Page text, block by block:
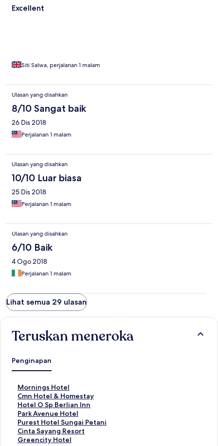
Excellent
Siti Salwa, perjalanan 1 malam
Ulasan yang disahkan
8/10 Sangat baik
26 Dis 2018
Perjalanan 1 malam
Ulasan yang disahkan
10/10 Luar biasa
25 Dis 2018
Perjalanan 1 malam
Ulasan yang disahkan
6/10 Baik
4 Ogo 2018
Perjalanan 1 malam
Lihat semua 29 ulasan
Teruskan meneroka
Penginapan
Mornings Hotel
P
a
u
t
a
n
S
Cmn Hotel & Homestay
P
a
u
t
a
n
Hotel O Sp Berlian Inn
P
a
u
t
a
Park Avenue Hotel
P
a
u
t
Purest Hotel Sungai Petani
P
a
u
Cinta Sayang Resort
P
a
Greencity Hotel
P